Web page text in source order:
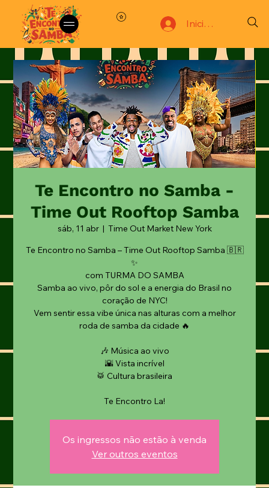
Iniciar sesión
Te Encontro no Samba -
Time Out Rooftop Samba
sáb, 11 abr
  |
Time Out Market New York
Te Encontro no Samba – Time Out Rooftop Samba 🇧🇷
✨
com TURMA DO SAMBA
Samba ao vivo, pôr do sol e a energia do Brasil no
coração de NYC!
Vem sentir essa vibe única nas alturas com a melhor
roda de samba da cidade 🔥
🎶 Música ao vivo
🌇 Vista incrível
🥁 Cultura brasileira
Te Encontro La!
Os ingressos não estão à venda
Ver outros eventos